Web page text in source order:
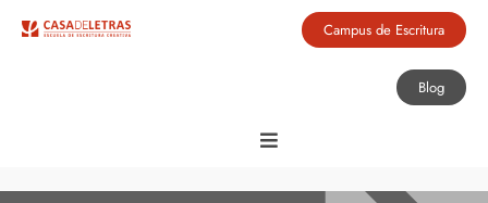
Campus de Escritura
Blog